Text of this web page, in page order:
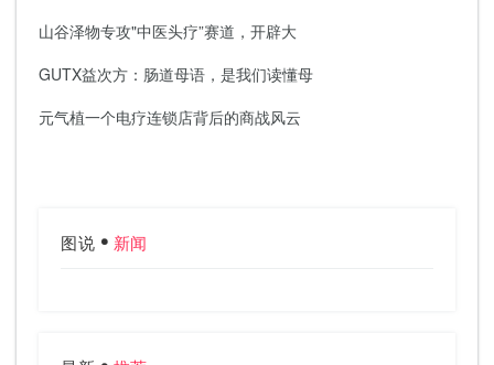
山谷泽物专攻"中医头疗”赛道，开辟大
GUTX益次方：肠道母语，是我们读懂母
元气植一个电疗连锁店背后的商战风云
图说 新闻